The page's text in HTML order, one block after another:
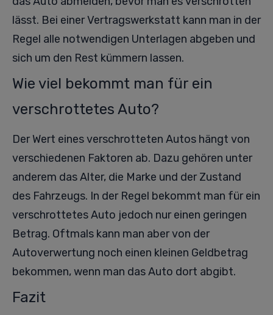
lässt. Bei einer Vertragswerkstatt kann man in der
Regel alle notwendigen Unterlagen abgeben und
sich um den Rest kümmern lassen.
Wie viel bekommt man für ein
verschrottetes Auto?
Der Wert eines verschrotteten Autos hängt von
verschiedenen Faktoren ab. Dazu gehören unter
anderem das Alter, die Marke und der Zustand
des Fahrzeugs. In der Regel bekommt man für ein
verschrottetes Auto jedoch nur einen geringen
Betrag. Oftmals kann man aber von der
Autoverwertung noch einen kleinen Geldbetrag
bekommen, wenn man das Auto dort abgibt.
Fazit